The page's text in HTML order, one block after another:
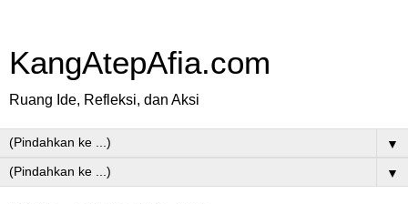
KangAtepAfia.com
Ruang Ide, Refleksi, dan Aksi
▼
▼